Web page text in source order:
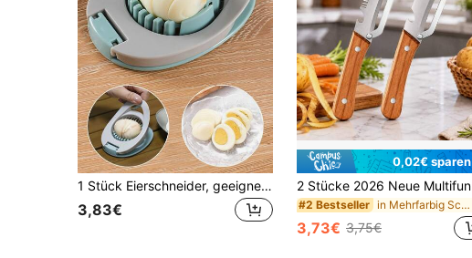
1 Stück Eierschneider, geeignet zum Schneiden von gekochten Eiern und Erdbeeren, mit Edelstahldrähten, Küchen-Ei-Schneide-Werkzeug
3,83€
0,02€ sparen
#2 Bestseller in Mehrfarbig Schäler & Schälmesser
3,73€ 3,75€